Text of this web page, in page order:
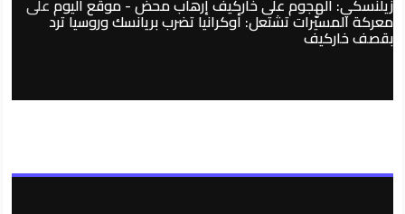
معركة المسيّرات تشتعل: أوكرانيا تضرب بريانسك وروسيا ترد
بقصف خاركيف